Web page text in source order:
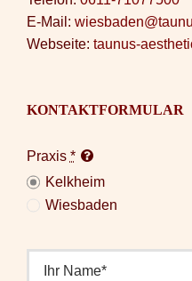
E-Mail:
Webseite: taunus-
KONTAKTFORMULAR
Praxis *
Kelkheim
Wiesbaden